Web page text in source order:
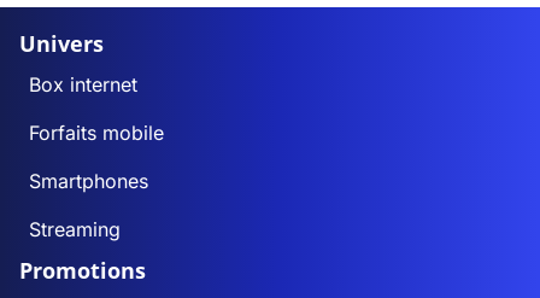
Univers
Box internet
Forfaits mobile
Smartphones
Streaming
Promotions